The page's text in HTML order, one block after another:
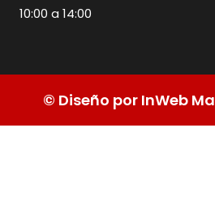
10:00 a 14:00
© Diseño por InWeb